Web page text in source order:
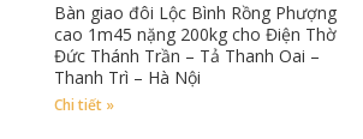
Bàn giao đôi Lộc Bình Rồng Phượng
cao 1m45 nặng 200kg cho Điện Thờ
Đức Thánh Trần – Tả Thanh Oai –
Thanh Trì – Hà Nội
Chi tiết »